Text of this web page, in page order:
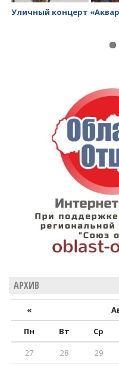
Уличный концерт
АРХИВ
«
Пн
Вт Ср
27
28 29